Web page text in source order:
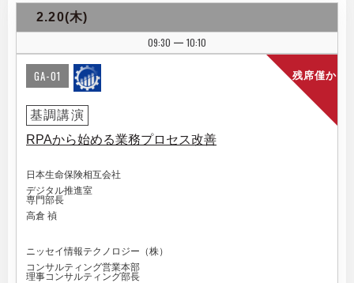
2.20(木)
09:30
| 10:10
残席僅か
GA-01
基調講演
RPAから始める業務プロセス改善
日本生命保険相互会社
デジタル推進室
専門部長
高倉 禎
ニッセイ情報テクノロジー（株）
コンサルティング営業本部
理事コンサルティング部長